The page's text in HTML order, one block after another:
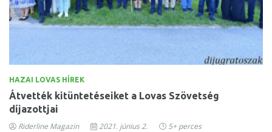
HAZAI LOVAS HÍREK
Átvették kitüntetéseiket a Lovas Szövetség
díjazottjai
Riderline Magazin 2021. június 2. 5+ perces